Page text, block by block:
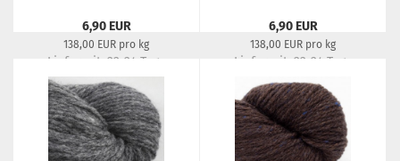
6,90 EUR
138,00 EUR pro kg
Lieferzeit: 22-24 Tage
6,90 EUR
138,00 EUR pro kg
Lieferzeit: 22-24 Tage